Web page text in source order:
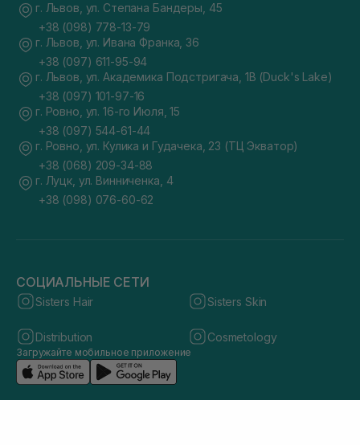
г. Львов, ул. Степана Бандеры, 45
+38 (098) 778-13-79
г. Львов, ул. Ивана Франка, 36
+38 (097) 611-95-94
г. Львов, ул. Академика Подстригача, 1В (Duck's Lake)
+38 (097) 101-97-16
г. Ровно, ул. 16-го Июля, 15
+38 (097) 544-61-44
г. Ровно, ул. Кулика и Гудачека, 23 (ТЦ Экватор)
+38 (068) 209-34-88
г. Луцк, ул. Винниченка, 4
+38 (098) 076-60-62
СОЦИАЛЬНЫЕ СЕТИ
Sisters Hair Sisters Skin
Distribution Cosmetology
Загружайте мобильное приложение